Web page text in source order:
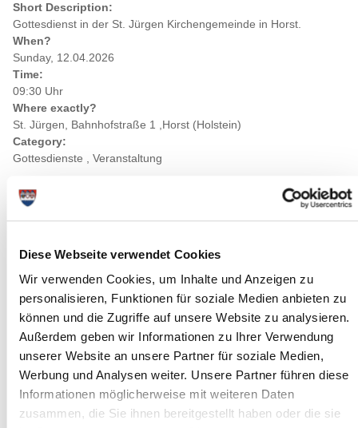
Diese Webseite verwendet Cookies
Wir verwenden Cookies, um Inhalte und Anzeigen zu
personalisieren, Funktionen für soziale Medien anbieten zu
können und die Zugriffe auf unsere Website zu analysieren.
Außerdem geben wir Informationen zu Ihrer Verwendung
unserer Website an unsere Partner für soziale Medien,
Werbung und Analysen weiter. Unsere Partner führen diese
Informationen möglicherweise mit weiteren Daten
zusammen, die Sie ihnen bereitgestellt haben oder die sie
Short Description:
Gottesdienst in der St. Jürgen Kirchengemeinde in Horst.
When?
Sunday, 12.04.2026
Time:
09:30 Uhr
Where exactly?
St. Jürgen, Bahnhofstraße 1 ,Horst (Holstein)
Category:
Gottesdienste , Veranstaltung